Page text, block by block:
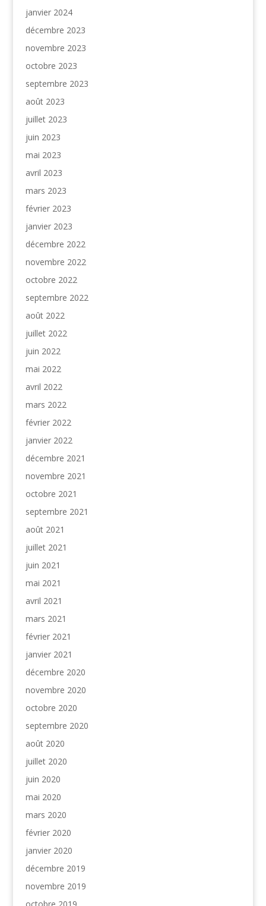
janvier 2024
décembre 2023
novembre 2023
octobre 2023
septembre 2023
août 2023
juillet 2023
juin 2023
mai 2023
avril 2023
mars 2023
février 2023
janvier 2023
décembre 2022
novembre 2022
octobre 2022
septembre 2022
août 2022
juillet 2022
juin 2022
mai 2022
avril 2022
mars 2022
février 2022
janvier 2022
décembre 2021
novembre 2021
octobre 2021
septembre 2021
août 2021
juillet 2021
juin 2021
mai 2021
avril 2021
mars 2021
février 2021
janvier 2021
décembre 2020
novembre 2020
octobre 2020
septembre 2020
août 2020
juillet 2020
juin 2020
mai 2020
mars 2020
février 2020
janvier 2020
décembre 2019
novembre 2019